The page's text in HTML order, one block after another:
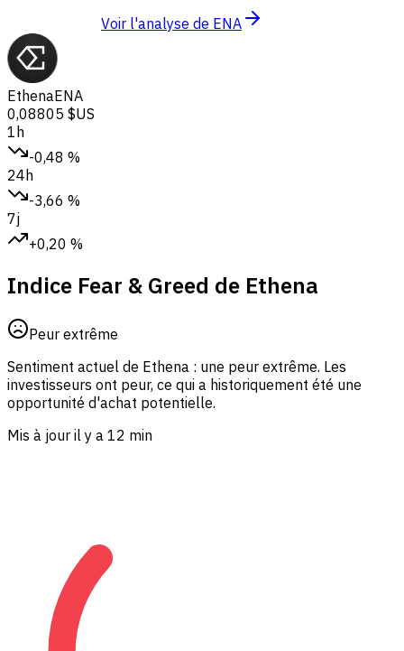
Voir l'analyse de ENA
EthenaENA
0,08805 $US
1h
-0,48 %
24h
-3,66 %
7j
+0,20 %
Indice Fear & Greed de Ethena
Peur extrême
Sentiment actuel de Ethena : une peur extrême. Les
investisseurs ont peur, ce qui a historiquement été une
opportunité d'achat potentielle.
Mis à jour il y a 12 min